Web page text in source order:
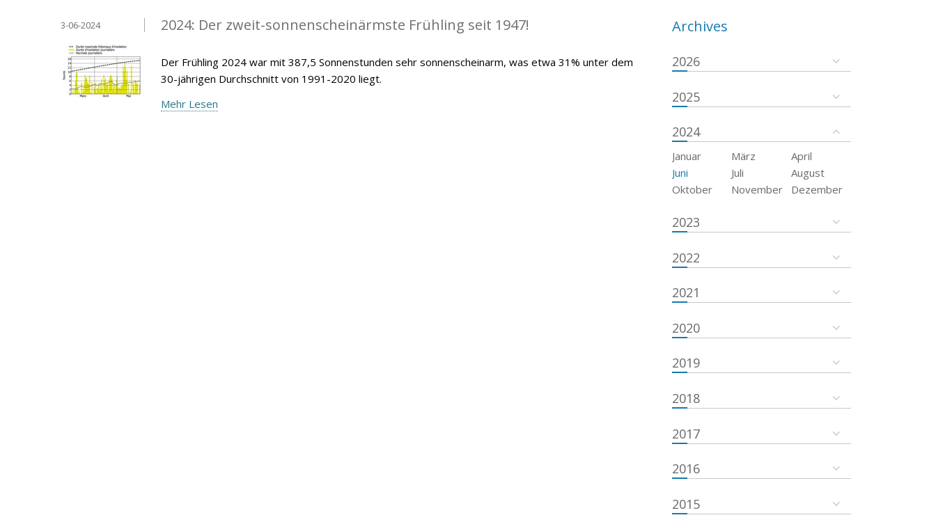
2024: Der zweit-sonnenscheinärmste Frühling seit 1947!
3-06-2024
Der Frühling 2024 war mit 387,5 Sonnenstunden sehr sonnenscheinarm, was etwa 31% unter dem
30-jährigen Durchschnitt von 1991-2020 liegt.
Mehr Lesen
Archives
2026
2025
2024
Januar März
April
Juni
Juli
August
Oktober
November Dezember
2023
2022
2021
2020
2019
2018
2017
2016
2015